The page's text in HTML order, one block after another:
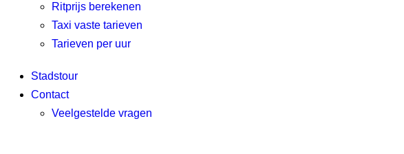
Ritprijs berekenen
Taxi vaste tarieven
Tarieven per uur
Stadstour
Contact
Veelgestelde vragen